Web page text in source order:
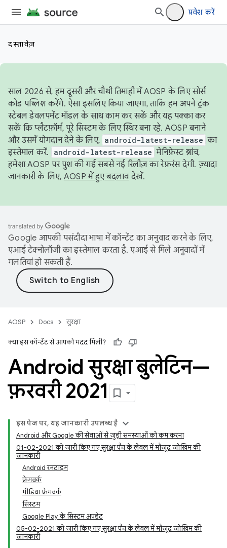
प्रवेश करें
दस्तावेज़
साल 2026 से, हम दूसरी और चौथी तिमाही में AOSP के लिए सोर्स
कोड पब्लिश करेंगे. ऐसा इसलिए किया जाएगा, ताकि हम अपने ट्रंक
स्टेबल डेवलपमेंट मॉडल के साथ काम कर सकें और यह पक्का कर
सकें कि प्लैटफ़ॉर्म, पूरे सिस्टम के लिए स्थिर बना रहे. AOSP बनाने
और उसमें योगदान देने के लिए, android-latest-release का
इस्तेमाल करें.
android-latest-release मेनिफ़ेस्ट ब्रांच,
हमेशा AOSP पर पुश की गई सबसे नई रिलीज़ का रेफ़रंस देगी. ज़्यादा
जानकारी के लिए, AOSP में हुए बदलावदेखें.
Google आपकी पसंदीदा भाषा में कॉन्टेंट का अनुवाद करने के लिए,
एआई टेक्नोलॉजी का इस्तेमाल करता है. एआई से मिले अनुवादों में
गलतियां हो सकती हैं.
AOSP Docs सुरक्षा
क्या इस कॉन्टेंट से आपको मदद मिली?
Android सुरक्षा बुलेटिन—
फ़रवरी 2021
इस पेज पर, यह जानकारी उपलब्ध है
Android और Google की सेवाओं से जुड़ी समस्याओं को कम करना
01-02-2021 को जारी किए गए सुरक्षा पैच के लेवल में मौजूद जोखिम की
जानकारी
Android रनटाइम
फ़्रेमवर्क
मीडिया फ़्रेमवर्क
सिस्टम
Google Play के सिस्टम अपडेट
05-02-2021 को जारी किए गए सुरक्षा पैच के लेवल में मौजूद जोखिम की
जानकारी